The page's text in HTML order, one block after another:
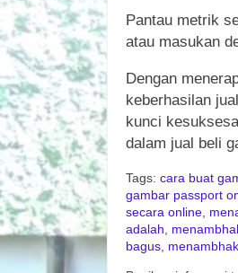
Pantau metrik
atau masukan
Dengan
keberhasilan
kunci
dalam jual beli
Tags: cara buat
gambar passport
secara online
adalah
bagus